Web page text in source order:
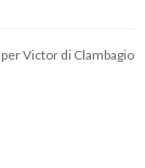
per Victor di Clambagio